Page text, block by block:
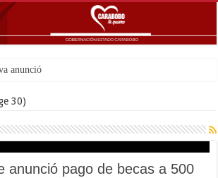
anunció colocación de
30)
anunció pago de becas a 500